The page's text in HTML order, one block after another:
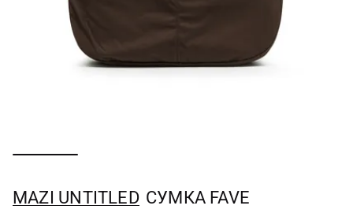
MAZI UNTITLED СУМКА FAVE